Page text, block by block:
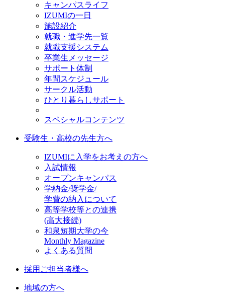
キャンパスライフ
IZUMIの一日
施設紹介
就職・進学先一覧
就職支援システム
卒業生メッセージ
サポート体制
年間スケジュール
サークル活動
ひとり暮らしサポート
スペシャルコンテンツ
受験生・高校の先生方へ
IZUMIに入学をお考えの方へ
入試情報
オープンキャンパス
学納金/奨学金/
学費の納入について
高等学校等との連携
(高大接続)
和泉短期大学の今
Monthly Magazine
よくある質問
採用ご担当者様へ
地域の方へ